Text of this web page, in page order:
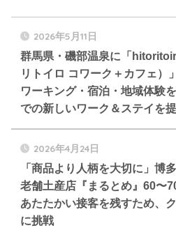
2026年5月11日
群馬県・磯部温泉に「
リトイロ コワーク＋カフェ）
ワーキング・宿泊・地域体験
での新しいワーク＆ステイを
2026年4月24日
「商品より人柄を大切に」博
老舗土産店『まるとめ』60〜
あたたかい接客を残すため、
に挑戦